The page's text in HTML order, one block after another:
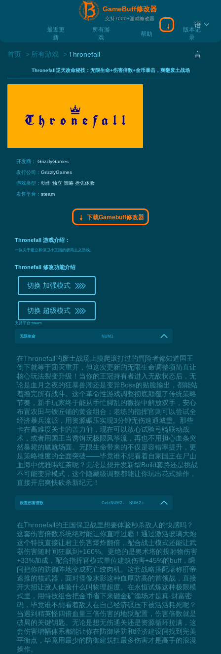
GameBuff修改器
支持7000+游戏修改器
最近更
新
所有游
戏
帮助
版本记
录
下载Gamebuff
语
言
首页 所有游戏 Thronefall
Thronefall逆天改命秘技：无限生命+伤害倍数+金币暴击，爽翻废土战场
开发商： GrizzlyGames
发行公司： GrizzlyGames
游戏类型： 动作独立 策略抢先体验
发售平台： steam
下载Gamebuff修改器
Thronefall 游戏介绍：
一款关于建立和保卫小王国的极简主义游戏。
Thronefall 修改功能介绍
切换 加强模式
切换 超级模式
支持平台:steam
无限生命 NUM1
在Thronefall的废土战场上摸爬滚打过的冒险者都知道国王
倒下就等于团灭重开，但这次更新的无限生命调整项简直让
核心玩法裂变升级！当你的王冠持有者进入无敌状态后，无
论是血月之夜的狂暴兽潮还是变异Boss的贴脸输出，都能站
着撸完所有战斗。这个革命性游戏调整彻底颠覆了传统策略
节奏，新手玩家终于能从手忙脚乱的微操中解放双手，安心
布置农田与铁匠铺的黄金组合；老练的指挥官则可以尝试全
经济暴兵流派，用资源碾压实现3分钟无伤速通城堡。那些
卡在高难度关卡的苦力们，现在可以放心试验弓骑联动战
术，或者用国王当诱饵玩极限风筝流，再也不用担心血条突
然暴毙的尴尬场面。无限生命带来的不仅是容错率提升，更
是策略维度的全面突破——毕竟谁不想看着自家国王在尸山
血海中优雅喝红茶呢？无论是想开发新型Build套路还是挑战
不可能变异模式，这个隐藏级调整都能让你玩出花式操作，
直接开启爽快砍杀新纪元！
设置伤害倍数 Ctrl+NUM2 - NUM2 +
在Thronefall的王国保卫战里想要体验秒杀敌人的快感吗？
这套伤害倍数系统绝对能让你直呼过瘾！通过激活玻璃大炮
这个特技直接让君主伤害爆炸翻倍，配合战士模式还能让武
器伤害随时间狂飙到+160%。更绝的是奥术塔的投射物伤害
+33%加成，配合指挥官模式单位建筑伤害+45%的buff，瞬
间把你的防御阵地变成死亡绞肉机。这套战略搭配堪称肝帝
速推的核武器，面对怪像水影这种血厚防高的首领战，直接
开大招让敌人体验什么叫物理超度。在永恒试炼这种极限模
式里，用特技组合把金币省下来砸金矿渔场才是真·财富密
码，毕竟谁不想看着敌人在自己经济碾压下被活活耗死呢？
当遇到精英怪四倍血量三倍伤害的地狱配置，伤害倍数就是
破局的关键钥匙。无论是想无伤通关还是资源循环拉满，这
套伤害增幅体系都能让你在防御塔防和经济建设间找到完美
平衡点，毕竟用最少的防御建筑扛最多伤害才是高手的浪漫
操作。